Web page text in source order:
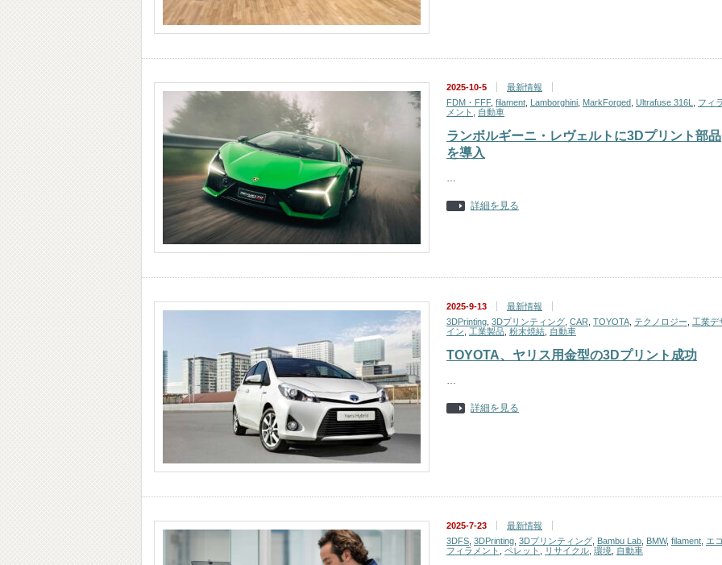
2025-10-5
最新情報
FDM・FFF, filament Lamborghini MarkForged Ultrafuse 316L
フィ
メント
自動車
ランボルギーニ・レヴェルトに3Dプリント部品
を導入
…
詳細を見る
2025-9-13
最新情報
3DPrinting 3Dプリンティング CAR TOYOTA テクノロジー
工業デ
イン
工業製品 粉末焼結 自動車
TOYOTA、ヤリス用金型の3Dプリント成功
…
詳細を見る
2025-7-23
最新情報
3DFS 3DPrinting 3Dプリンティング Bambu Lab BMW, filament エ
フィラメント
ペレット リサイクル 環境 自動車